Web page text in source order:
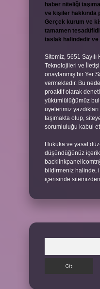
haber niteliği
ve kişiler hakkında
Gerçek kurum ve
tamamen
taslak halindedir ve
Sitemiz, 5651
Teknolojileri ve
onaylanmış bir Yer
vermektedir. Bu
proaktif olarak
yükümlülüğümüz
üyelerimiz
taşımakta olup,
sorumluluğu kabul
Hukuka ve yasal
düşündüğünüz
bildirmeniz halinde,
içerisinde sitemizden